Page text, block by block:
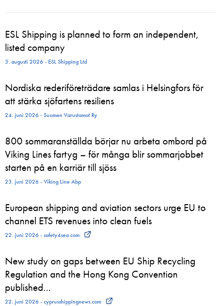
ESL Shipping is planned to form an independent,
listed company
3. augusti 2026 - ESL Shipping Ltd
Nordiska rederiföreträdare samlas i Helsingfors för
att stärka sjöfartens resiliens
24. juni 2026 - Suomen Varustamot Ry
800 sommaranställda börjar nu arbeta ombord på
Viking Lines fartyg – för många blir sommarjobbet
starten på en karriär till sjöss
23. juni 2026 - Viking Line Abp
European shipping and aviation sectors urge EU to
channel ETS revenues into clean fuels
22. juni 2026 - safety4sea.com
New study on gaps between EU Ship Recycling
Regulation and the Hong Kong Convention
published…
22. juni 2026 - cyprusshippingnews.com